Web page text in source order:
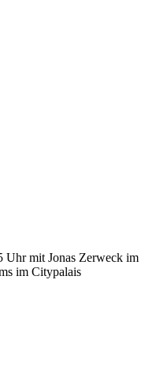
mit Jonas Zerweck im
im Citypalais